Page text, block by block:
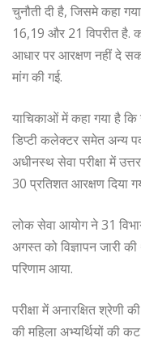
चुनौती दी है, जिसमे कहा
16,19 और 21 विपरीत है.
आधार पर आरक्षण नहीं दे
मांग की गई.
याचिकाओं में कहा गया है
डिप्टी कलेक्टर समेत अन्य
अधीनस्थ सेवा परीक्षा में
30 प्रतिशत आरक्षण दिया
लोक सेवा आयोग ने 31
अगस्त को विज्ञापन जारी
परिणाम आया.
परीक्षा में अनारक्षित
की महिला अभ्यर्थियों की